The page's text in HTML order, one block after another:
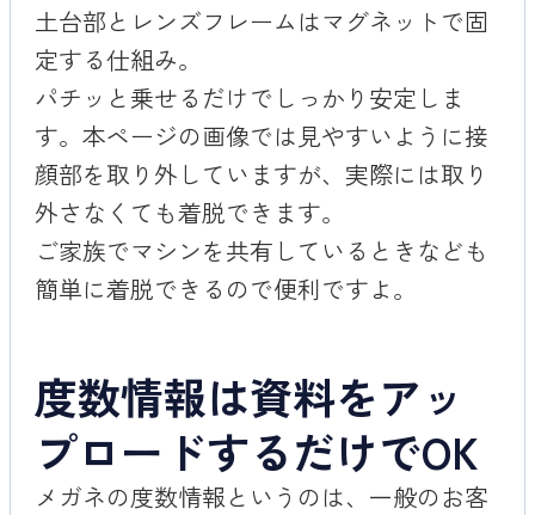
土台部とレンズフレームはマグネットで固
定する仕組み。
パチッと乗せるだけでしっかり安定しま
す。本ページの画像では見やすいように接
顔部を取り外していますが、実際には取り
外さなくても着脱できます。
ご家族でマシンを共有しているときなども
簡単に着脱できるので便利ですよ。
度数情報は資料をアッ
プロードするだけでOK
メガネの度数情報というのは、一般のお客